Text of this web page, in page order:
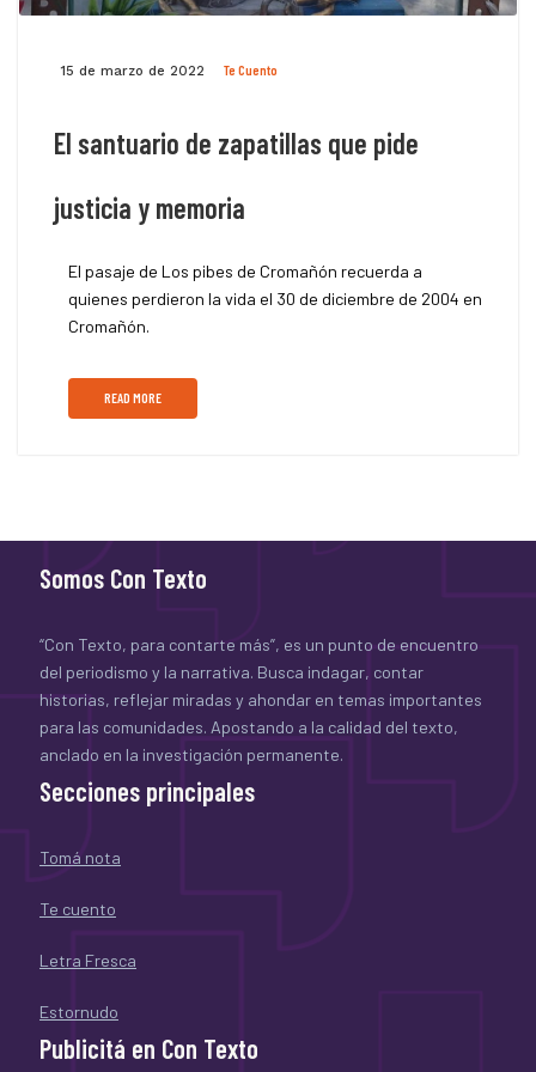
15 de marzo de 2022 Te Cuento
El santuario de zapatillas que pide
justicia y memoria
El pasaje de Los pibes de Cromañón recuerda a
quienes perdieron la vida el 30 de diciembre de 2004 en
Cromañón.
READ MORE
Somos Con Texto
“Con Texto, para contarte más”, es un punto de encuentro
del periodismo y la narrativa. Busca indagar, contar
historias, reflejar miradas y ahondar en temas importantes
para las comunidades. Apostando a la calidad del texto,
anclado en la investigación permanente.
Secciones principales
Tomá nota
Te cuento
Letra Fresca
Estornudo
Publicitá en Con Texto